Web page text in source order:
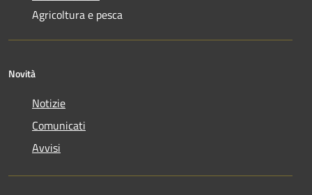
Agricoltura e pesca
Novità
Notizie
Comunicati
Avvisi